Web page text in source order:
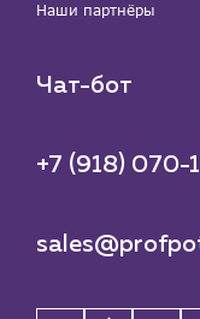
Наши партнёры
Чат-бот
+7 (918) 070-